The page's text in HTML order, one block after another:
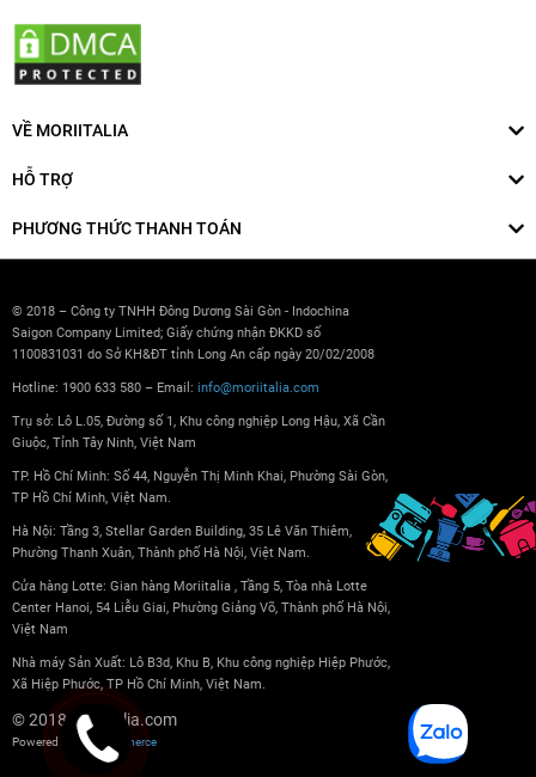
VỀ MORIITALIA
HỖ TRỢ
PHƯƠNG THỨC THANH TOÁN
© 2018 – Công ty TNHH Đông Dương Sài Gòn - Indochina
Saigon Company Limited; Giấy chứng nhận ĐKKD số
1100831031 do Sở KH&ĐT tỉnh Long An cấp ngày 20/02/2008
Hotline: 1900 633 580 – Email: info@moriitalia.com
Trụ sở: Lô L.05, Đường số 1, Khu công nghiệp Long Hậu, Xã Cần
Giuộc, Tỉnh Tây Ninh, Việt Nam
TP. Hồ Chí Minh: Số 44, Nguyễn Thị Minh Khai, Phường Sài Gòn,
TP Hồ Chí Minh, Việt Nam.
Hà Nội: Tầng 3, Stellar Garden Building, 35 Lê Văn Thiêm,
Phường Thanh Xuân, Thành phố Hà Nội, Việt Nam.
Cửa hàng Lotte: Gian hàng Moriitalia , Tầng 5, Tòa nhà Lotte
Center Hanoi, 54 Liễu Giai, Phường Giảng Võ, Thành phố Hà Nội,
Việt Nam
Nhà máy Sản Xuất: Lô B3d, Khu B, Khu công nghiệp Hiệp Phước,
Xã Hiệp Phước, TP Hồ Chí Minh, Việt Nam.
© 2018 Moriitalia.com
Powered by nopCommerce